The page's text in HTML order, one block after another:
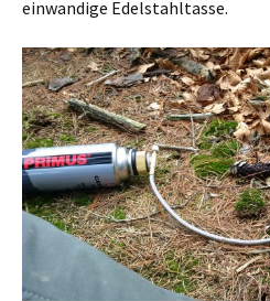
einwandige Edelstahltasse.